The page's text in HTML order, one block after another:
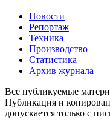
Новости
Репортаж
Техника
Производство
Статистика
Архив журнала
Все публикуемые
Публикация и
допускается только с